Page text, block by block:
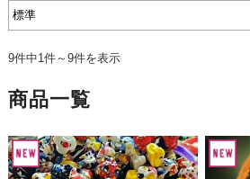
9件中1件～9件を表示
商品一覧